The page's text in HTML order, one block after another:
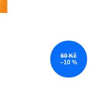
60 Kč
–10 %